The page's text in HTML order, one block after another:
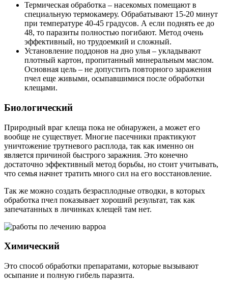
Термическая обработка – насекомых помещают в
специальную термокамеру. Обрабатывают 15-20 минут
при температуре 40-45 градусов. А если поднять ее до
48, то паразиты полностью погибают. Метод очень
эффективный, но трудоемкий и сложный.
Установление поддонов на дно улья – укладывают
плотный картон, пропитанный минеральным маслом.
Основная цель – не допустить повторного заражения
пчел еще живыми, осыпавшимися после обработки
клещами.
Биологический
Природный враг клеща пока не обнаружен, а может его
вообще не существует. Многие пасечники практикуют
уничтожение трутневого расплода, так как именно он
является причиной быстрого заражния. Это конечно
достаточно эффективный метод борьбы, но стоит учитывать,
что семья начнет тратить много сил на его восстановление.
Так же можно создать безрасплодные отводки, в которых
обработка пчел показывает хороший результат, так как
запечатанных в личинках клещей там нет.
Химический
Это способ обработки препаратами, которые вызывают
осыпание и полную гибель паразита.